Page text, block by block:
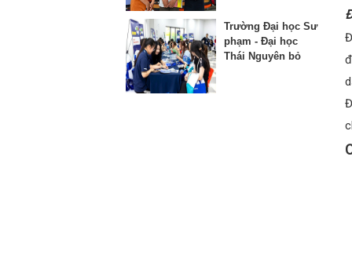
Trường Đại học Sư
phạm - Đại học
Thái Nguyên bỏ